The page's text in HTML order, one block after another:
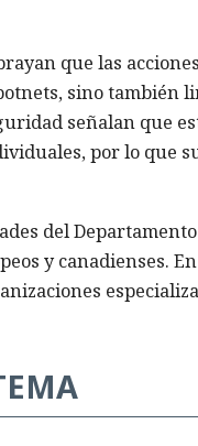
que las
sino también
señalan que
por lo que
del
y canadienses.